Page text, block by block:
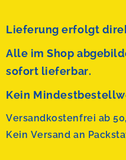
Lieferung erfolgt
Alle im Shop
sofort lieferbar.
Kein
Versandkostenfrei ab
Kein Versand an